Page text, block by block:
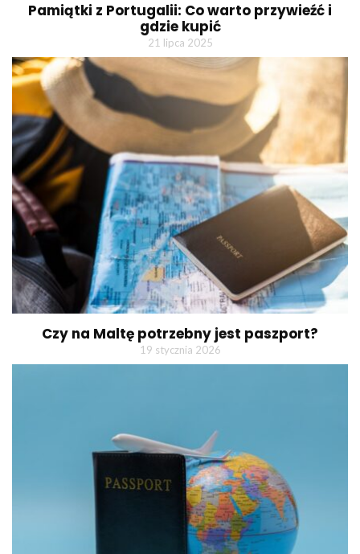
Pamiątki z Portugalii: Co warto przywieźć i
gdzie kupić
21 lipca 2025
Czy na Maltę potrzebny jest paszport?
19 stycznia 2026